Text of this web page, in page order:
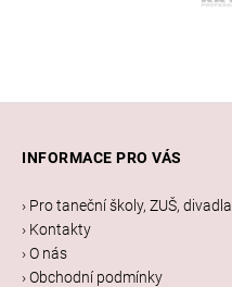
INFORMACE PRO VÁS
› Pro taneční školy, ZUŠ, divadla
› Kontakty
› O nás
› Obchodní podmínky